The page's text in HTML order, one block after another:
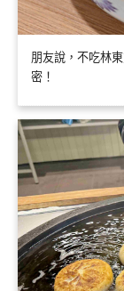
朋友說，不吃林
密！